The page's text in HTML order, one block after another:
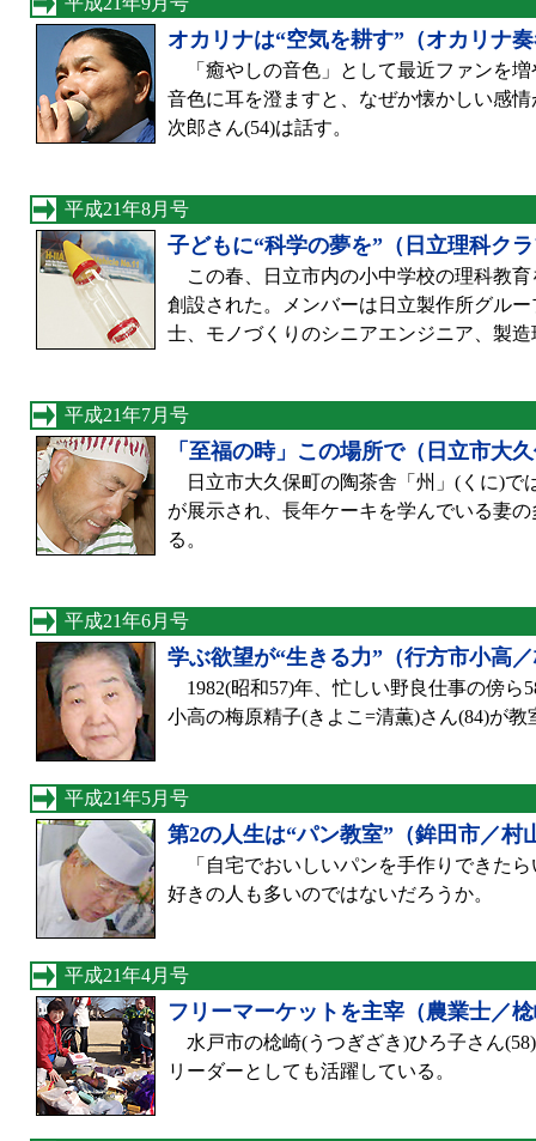
オカリナは“空気を耕す”（オカリナ
「癒やしの音色」として最近ファンを
音色に耳を澄ますと、なぜか懐かしい感
次郎さん(54)は話す。
平成21年8月号
子どもに“科学の夢を”（日立理科ク
この春、日立市内の小中学校の理科教
創設された。メンバーは日立製作所グル
士、モノづくりのシニアエンジニア、製
平成21年7月号
「至福の時」この場所で（日立市大
日立市大久保町の陶茶舎「州」(くに)で
が展示され、長年ケーキを学んでいる妻
る。
平成21年6月号
学ぶ欲望が“生きる力”（行方市小高
1982(昭和57)年、忙しい野良仕事の傍ら
小高の梅原精子(きよこ=清薫)さん(84)が教
平成21年5月号
第2の人生は“パン教室”（鉾田市／村
「自宅でおいしいパンを手作りできた
好きの人も多いのではないだろうか。
平成21年4月号
フリーマーケットを主宰（農業士／
水戸市の棯崎(うつぎざき)ひろ子さん
リーダーとしても活躍している。